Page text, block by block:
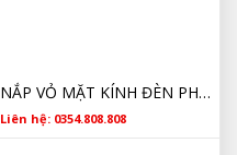
NẮP VỎ MẶT KÍNH ĐÈN PHA BT50 CHÍNH HÃNG
Liên hệ: 0354.808.808